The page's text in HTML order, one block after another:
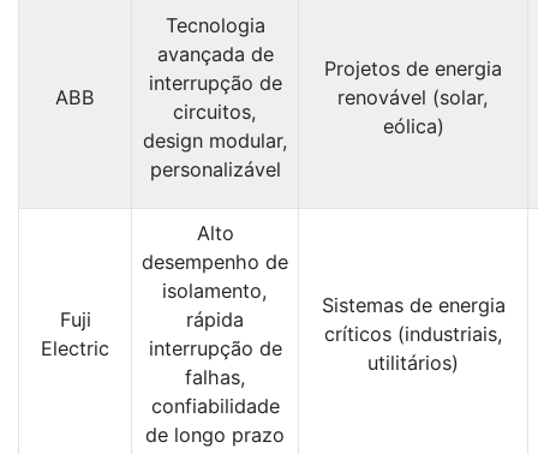
ABB
Tecnologia
avançada de
interrupção de
circuitos,
design modular,
personalizável
Projetos de energia
renovável (solar,
eólica)
Fuji
Electric
Alto
desempenho de
isolamento,
rápida
interrupção de
falhas,
confiabilidade
de longo prazo
Sistemas de energia
críticos (industriais,
utilitários)